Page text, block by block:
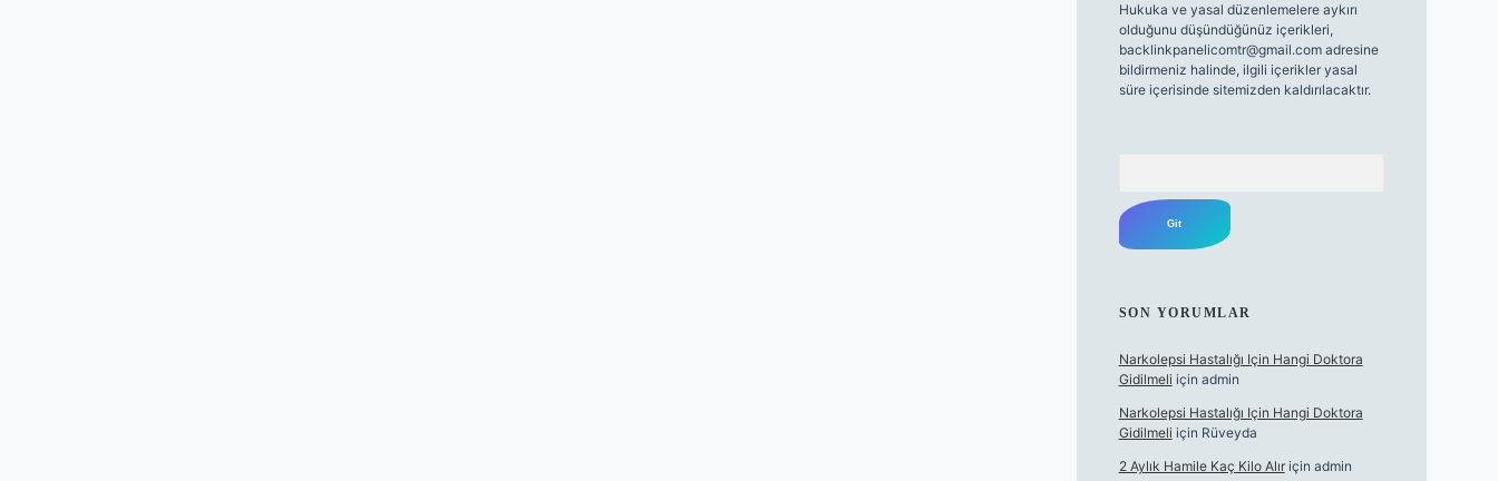
Hukuka ve yasal düzenlemelere aykırı
olduğunu düşündüğünüz içerikleri,
backlinkpanelicomtr@gmail.comadresine
bildirmeniz halinde, ilgili içerikler yasal
süre içerisinde sitemizden kaldırılacaktır.
SON YORUMLAR
Narkolepsi Hastalığı Için Hangi Doktora
Gidilmeli için admin
Narkolepsi Hastalığı Için Hangi Doktora
Gidilmeli için Rüveyda
2 Aylık Hamile Kaç Kilo Alıriçin admin